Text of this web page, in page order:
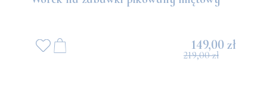
149,00 zł
219,00 zł